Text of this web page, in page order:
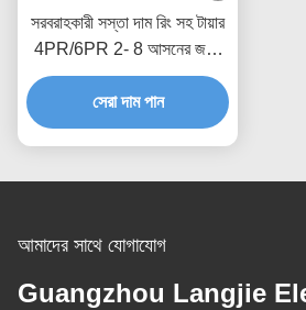
সরবরাহকারী সস্তা দাম রিং সহ টায়ার
4PR/6PR 2- 8 আসনের জন্য
বৈদ্যুতিক গল্ফ কার্ট পারফরম্যান্স
অংশ
সেরা দাম পান
আমাদের সাথে যোগাযোগ
Guangzhou Langjie